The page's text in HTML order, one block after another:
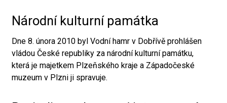
Národní kulturní památka
Dne 8. února 2010 byl Vodní hamr v Dobřívě prohlášen
vládou České republiky za národní kulturní památku,
která je majetkem Plzeňského kraje a Západočeské
muzeum v Plzni ji spravuje.